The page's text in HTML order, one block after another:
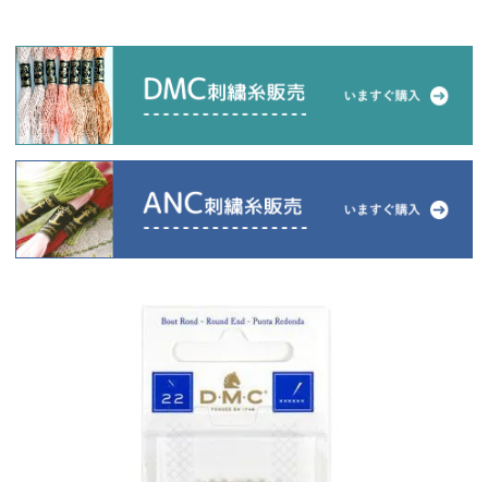
当店について
よくあるご質問
ご利用ガイド